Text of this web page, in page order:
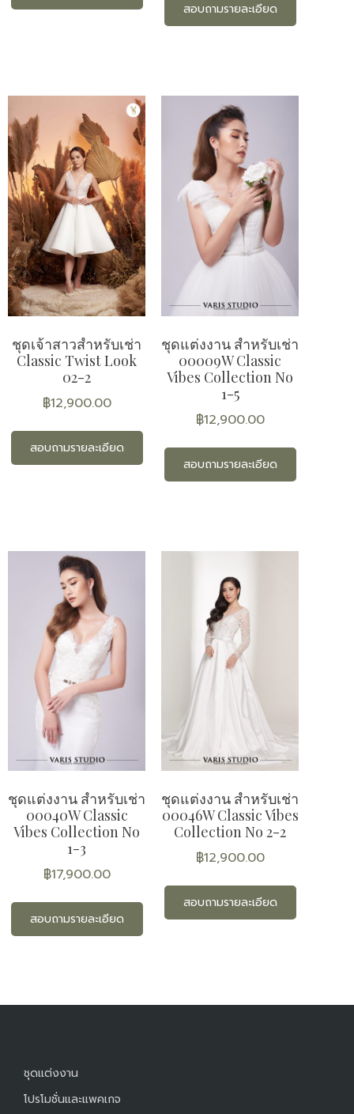
สอบถามรายละเอียด
ชุดเจ้าสาวสำหรับเช่า
Classic Twist Look
02-2
฿12,900.00
สอบถามรายละเอียด
ชุดแต่งงาน สำหรับเช่า
00009W Classic
Vibes Collection No
1-5
฿12,900.00
สอบถามรายละเอียด
ชุดแต่งงาน สำหรับเช่า
00040W Classic
Vibes Collection No
1-3
฿17,900.00
สอบถามรายละเอียด
ชุดแต่งงาน สำหรับเช่า
00046W Classic Vibes
Collection No 2-2
฿12,900.00
สอบถามรายละเอียด
ชุดแต่งงาน
โปรโมชั่นและแพคเกจ